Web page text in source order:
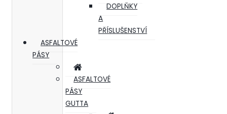
DOPLŇKY
A
PŘÍSLUŠENSTVÍ
ASFALTOVÉ
PÁSY
ASFALTOVÉ
PÁSY
GUTTA